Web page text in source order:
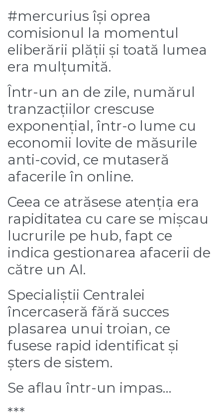
#mercurius își oprea
comisionul la momentul
eliberării plății și toată lumea
era mulțumită.
Într-un an de zile, numărul
tranzacțiilor crescuse
exponențial, într-o lume cu
economii lovite de măsurile
anti-covid, ce mutaseră
afacerile în online.
Ceea ce atrăsese atenția era
rapiditatea cu care se mișcau
lucrurile pe hub, fapt ce
indica gestionarea afacerii de
către un AI.
Specialiștii Centralei
încercaseră fără succes
plasarea unui troian, ce
fusese rapid identificat și
șters de sistem.
Se aflau într-un impas…
***